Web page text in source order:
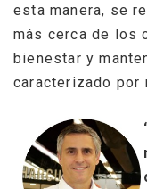
esta manera, se
más cerca de los
bienestar y
caracterizado por